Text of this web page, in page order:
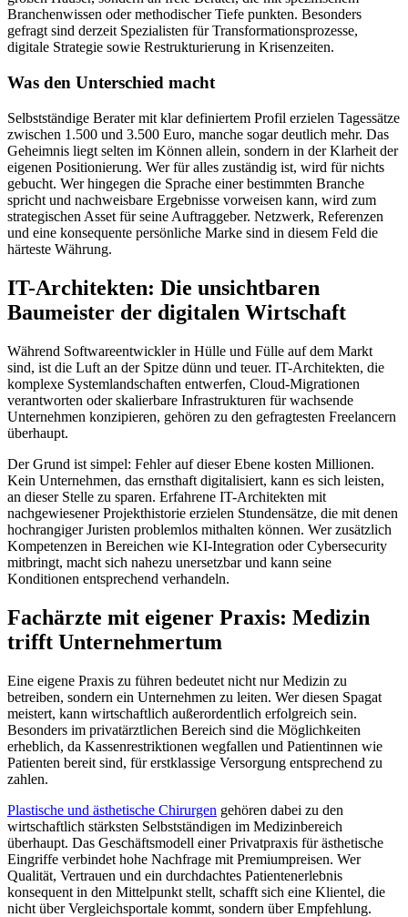
Branchenwissen oder methodischer Tiefe punkten. Besonders
gefragt sind derzeit Spezialisten für Transformationsprozesse,
digitale Strategie sowie Restrukturierung in Krisenzeiten.
Was den Unterschied macht
Selbstständige Berater mit klar definiertem Profil erzielen Tagessätze
zwischen 1.500 und 3.500 Euro, manche sogar deutlich mehr. Das
Geheimnis liegt selten im Können allein, sondern in der Klarheit der
eigenen Positionierung. Wer für alles zuständig ist, wird für nichts
gebucht. Wer hingegen die Sprache einer bestimmten Branche
spricht und nachweisbare Ergebnisse vorweisen kann, wird zum
strategischen Asset für seine Auftraggeber. Netzwerk, Referenzen
und eine konsequente persönliche Marke sind in diesem Feld die
härteste Währung.
IT-Architekten: Die unsichtbaren
Baumeister der digitalen Wirtschaft
Während Softwareentwickler in Hülle und Fülle auf dem Markt
sind, ist die Luft an der Spitze dünn und teuer. IT-Architekten, die
komplexe Systemlandschaften entwerfen, Cloud-Migrationen
verantworten oder skalierbare Infrastrukturen für wachsende
Unternehmen konzipieren, gehören zu den gefragtesten Freelancern
überhaupt.
Der Grund ist simpel: Fehler auf dieser Ebene kosten Millionen.
Kein Unternehmen, das ernsthaft digitalisiert, kann es sich leisten,
an dieser Stelle zu sparen. Erfahrene IT-Architekten mit
nachgewiesener Projekthistorie erzielen Stundensätze, die mit denen
hochrangiger Juristen problemlos mithalten können. Wer zusätzlich
Kompetenzen in Bereichen wie KI-Integration oder Cybersecurity
mitbringt, macht sich nahezu unersetzbar und kann seine
Konditionen entsprechend verhandeln.
Fachärzte mit eigener Praxis: Medizin
trifft Unternehmertum
Eine eigene Praxis zu führen bedeutet nicht nur Medizin zu
betreiben, sondern ein Unternehmen zu leiten. Wer diesen Spagat
meistert, kann wirtschaftlich außerordentlich erfolgreich sein.
Besonders im privatärztlichen Bereich sind die Möglichkeiten
erheblich, da Kassenrestriktionen wegfallen und Patientinnen wie
Patienten bereit sind, für erstklassige Versorgung entsprechend zu
zahlen.
Plastische und ästhetische Chirurgen gehören dabei zu den
wirtschaftlich stärksten Selbstständigen im Medizinbereich
überhaupt. Das Geschäftsmodell einer Privatpraxis für ästhetische
Eingriffe verbindet hohe Nachfrage mit Premiumpreisen. Wer
Qualität, Vertrauen und ein durchdachtes Patientenerlebnis
konsequent in den Mittelpunkt stellt, schafft sich eine Klientel, die
nicht über Vergleichsportale kommt, sondern über Empfehlung.